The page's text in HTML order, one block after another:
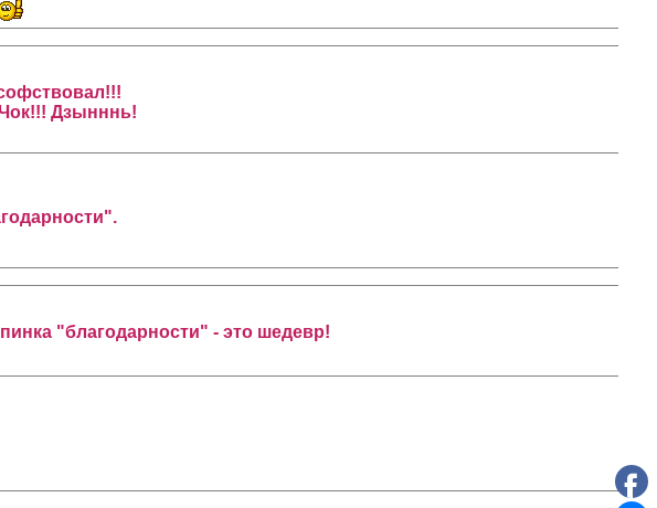
Дзынннь!
"благодарности" - это шедевр!